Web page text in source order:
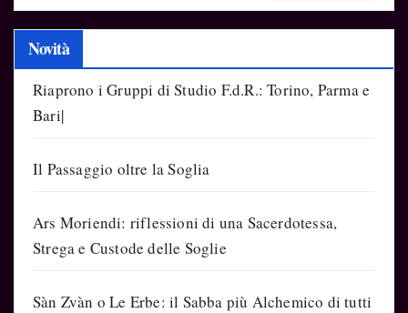
Novità
Riaprono i Gruppi di Studio F.d.R.: Torino, Parma e
Bari|
Il Passaggio oltre la Soglia
Ars Moriendi: riflessioni di una Sacerdotessa,
Strega e Custode delle Soglie
Sàn Zvàn o Le Erbe: il Sabba più Alchemico di tutti